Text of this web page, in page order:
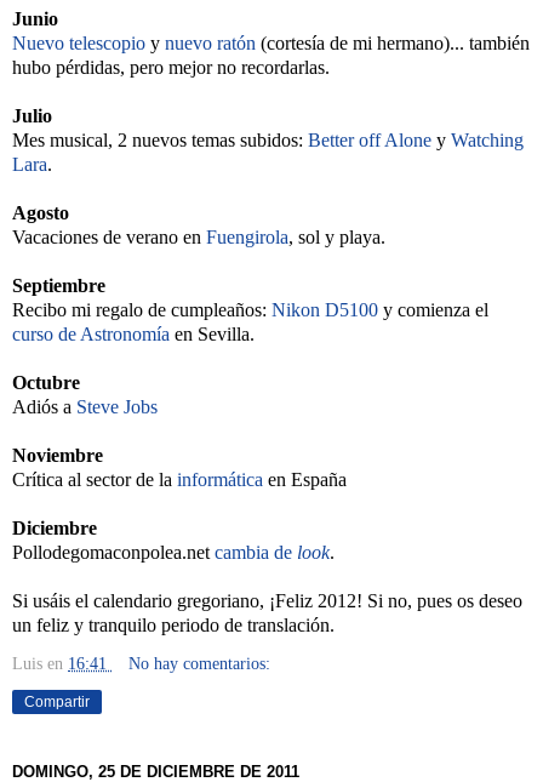
Junio
Nuevo telescopio y nuevo ratón (cortesía de mi hermano)... también
hubo pérdidas, pero mejor no recordarlas.
Julio
Mes musical, 2 nuevos temas subidos: Better off Alone y Watching
Lara.
Agosto
Vacaciones de verano en Fuengirola, sol y playa.
Septiembre
Recibo mi regalo de cumpleaños: Nikon D5100 y comienza el
curso de Astronomía en Sevilla.
Octubre
Adiós a Steve Jobs
Noviembre
Crítica al sector de la informática en España
Diciembre
Pollodegomaconpolea.netcambia de look.
Si usáis el calendario gregoriano, ¡Feliz 2012! Si no, pues os deseo
un feliz y tranquilo periodo de translación.
Luis en 16:41 No hay comentarios:
Compartir
DOMINGO, 25 DE DICIEMBRE DE 2011